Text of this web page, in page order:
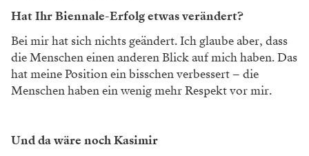
Hat Ihr Biennale-Erfolg etwas verändert?
Bei mir hat sich nichts geändert. Ich glaube aber, dass
die Menschen einen anderen Blick auf mich haben. Das
hat meine Position ein bisschen verbessert – die
Menschen haben ein wenig mehr Respekt vor mir.
Und da wäre noch Kasimir